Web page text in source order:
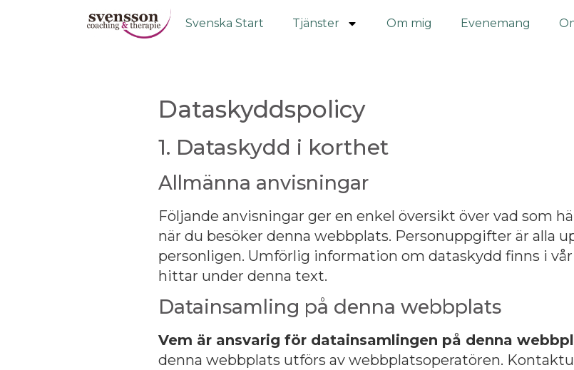
Svenska Start Tjänster Om mig Evenemang
Dataskyddspolicy
1. Dataskydd i korthet
Allmänna anvisningar
Följande anvisningar ger en enkel översikt över vad som
när du besöker denna webbplats. Personuppgifter är alla
personligen. Umförlig information om dataskydd finns i
hittar under denna text.
Datainsamling på denna webbplats
Vem är ansvarig för datainsamlingen på denna
denna webbplats utförs av webbplatsoperatören.